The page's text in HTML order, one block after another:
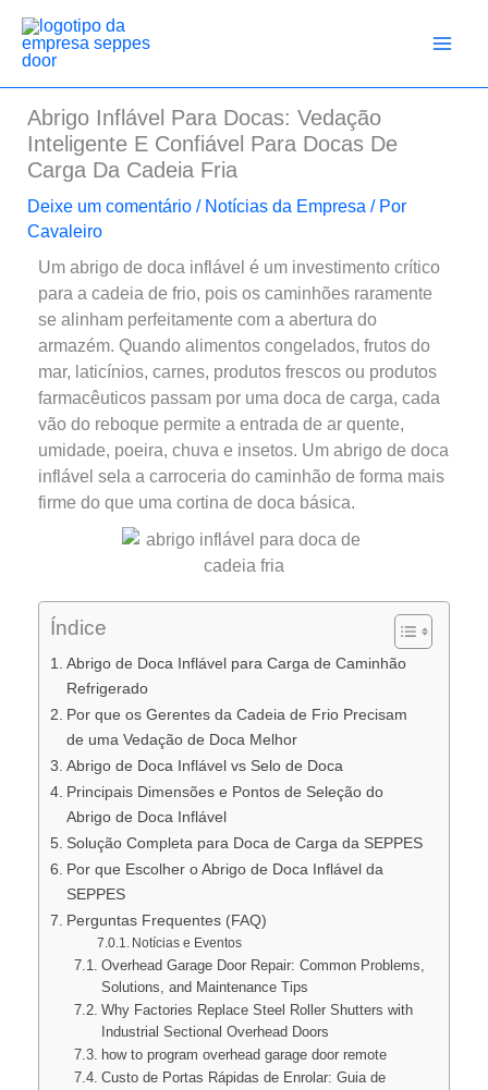
para
conteúdo
Abrigo Inflável Para Docas: Vedação
Inteligente E Confiável Para Docas De
Carga Da Cadeia Fria
Deixe um comentário / Notícias da Empresa / Por
Cavaleiro
Um abrigo de doca inflável é um investimento crítico
para a cadeia de frio, pois os caminhões raramente
se alinham perfeitamente com a abertura do
armazém. Quando alimentos congelados, frutos do
mar, laticínios, carnes, produtos frescos ou produtos
farmacêuticos passam por uma doca de carga, cada
vão do reboque permite a entrada de ar quente,
umidade, poeira, chuva e insetos. Um abrigo de doca
inflável sela a carroceria do caminhão de forma mais
firme do que uma cortina de doca básica.
Índice
Abrigo de Doca Inflável para Carga de Caminhão
Refrigerado
Por que os Gerentes da Cadeia de Frio Precisam
de uma Vedação de Doca Melhor
Abrigo de Doca Inflável vs Selo de Doca
Principais Dimensões e Pontos de Seleção do
Abrigo de Doca Inflável
Solução Completa para Doca de Carga da SEPPES
Por que Escolher o Abrigo de Doca Inflável da
SEPPES
Perguntas Frequentes (FAQ)
Notícias e Eventos
Overhead Garage Door Repair: Common Problems,
Solutions, and Maintenance Tips
Why Factories Replace Steel Roller Shutters with
Industrial Sectional Overhead Doors
how to program overhead garage door remote
Custo de Portas Rápidas de Enrolar: Guia de